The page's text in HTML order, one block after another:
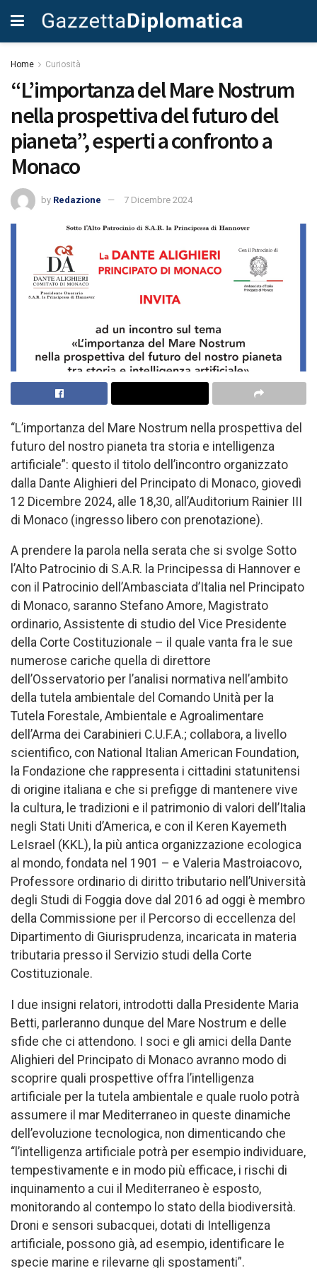
Home Curiosità
“L’importanza del Mare Nostrum
nella prospettiva del futuro del
pianeta”, esperti a confronto a
Monaco
by Redazione 7 Dicembre 2024
“L’importanza del Mare Nostrum nella prospettiva del
futuro del nostro pianeta tra storia e intelligenza
artificiale”: questo il titolo dell’incontro organizzato
dalla Dante Alighieri del Principato di Monaco, giovedì
12 Dicembre 2024, alle 18,30, all’Auditorium Rainier III
di Monaco (ingresso libero con prenotazione).
A prendere la parola nella serata che si svolge Sotto
l’Alto Patrocinio di S.A.R. la Principessa di Hannover e
con il Patrocinio dell’Ambasciata d’Italia nel Principato
di Monaco, saranno Stefano Amore, Magistrato
ordinario, Assistente di studio del Vice Presidente
della Corte Costituzionale – il quale vanta fra le sue
numerose cariche quella di direttore
dell’Osservatorio per l’analisi normativa nell’ambito
della tutela ambientale del Comando Unità per la
Tutela Forestale, Ambientale e Agroalimentare
dell’Arma dei Carabinieri C.U.F.A.; collabora, a livello
scientifico, con National Italian American Foundation,
la Fondazione che rappresenta i cittadini statunitensi
di origine italiana e che si prefigge di mantenere vive
la cultura, le tradizioni e il patrimonio di valori dell’Italia
negli Stati Uniti d’America, e con il Keren Kayemeth
LeIsrael (KKL), la più antica organizzazione ecologica
al mondo, fondata nel 1901 – e Valeria Mastroiacovo,
Professore ordinario di diritto tributario nell’Università
degli Studi di Foggia dove dal 2016 ad oggi è membro
della Commissione per il Percorso di eccellenza del
Dipartimento di Giurisprudenza, incaricata in materia
tributaria presso il Servizio studi della Corte
Costituzionale.
I due insigni relatori, introdotti dalla Presidente Maria
Betti, parleranno dunque del Mare Nostrum e delle
sfide che ci attendono. I soci e gli amici della Dante
Alighieri del Principato di Monaco avranno modo di
scoprire quali prospettive offra l’intelligenza
artificiale per la tutela ambientale e quale ruolo potrà
assumere il mar Mediterraneo in queste dinamiche
dell’evoluzione tecnologica, non dimenticando che
“l’intelligenza artificiale potrà per esempio individuare,
tempestivamente e in modo più efficace, i rischi di
inquinamento a cui il Mediterraneo è esposto,
monitorando al contempo lo stato della biodiversità.
Droni e sensori subacquei, dotati di Intelligenza
artificiale, possono già, ad esempio, identificare le
specie marine e rilevarne gli spostamenti”.